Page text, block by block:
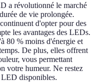
a révolutionné le marché
de vie prolongée.
d'opter pour des
les avantages des LEDs.
80 % moins d'énergie et
De plus, elles offrent
vous permettant
votre humeur. Ne restez
LED disponibles.